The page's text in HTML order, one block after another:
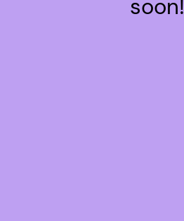
soon!